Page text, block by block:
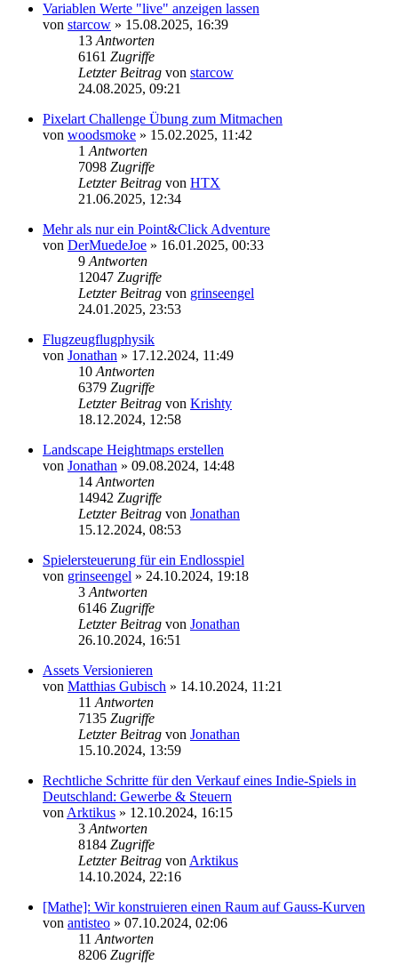
Variablen Werte "live" anzeigen lassen
von starcow » 15.08.2025, 16:39
13 Antworten
6161 Zugriffe
Letzter Beitrag von starcow
24.08.2025, 09:21
Pixelart Challenge Übung zum Mitmachen
von woodsmoke » 15.02.2025, 11:42
1 Antworten
7098 Zugriffe
Letzter Beitrag von HTX
21.06.2025, 12:34
Mehr als nur ein Point&Click Adventure
von DerMuedeJoe » 16.01.2025, 00:33
9 Antworten
12047 Zugriffe
Letzter Beitrag von grinseengel
24.01.2025, 23:53
Flugzeugflugphysik
von Jonathan » 17.12.2024, 11:49
10 Antworten
6379 Zugriffe
Letzter Beitrag von Krishty
18.12.2024, 12:58
Landscape Heightmaps erstellen
von Jonathan » 09.08.2024, 14:48
14 Antworten
14942 Zugriffe
Letzter Beitrag von Jonathan
15.12.2024, 08:53
Spielersteuerung für ein Endlosspiel
von grinseengel » 24.10.2024, 19:18
3 Antworten
6146 Zugriffe
Letzter Beitrag von Jonathan
26.10.2024, 16:51
Assets Versionieren
von Matthias Gubisch » 14.10.2024, 11:21
11 Antworten
7135 Zugriffe
Letzter Beitrag von Jonathan
15.10.2024, 13:59
Rechtliche Schritte für den Verkauf eines Indie-Spiels in
Deutschland: Gewerbe & Steuern
von Arktikus » 12.10.2024, 16:15
3 Antworten
8184 Zugriffe
Letzter Beitrag von Arktikus
14.10.2024, 22:16
[Mathe]: Wir konstruieren einen Raum auf Gauss-Kurven
von antisteo » 07.10.2024, 02:06
11 Antworten
8206 Zugriffe